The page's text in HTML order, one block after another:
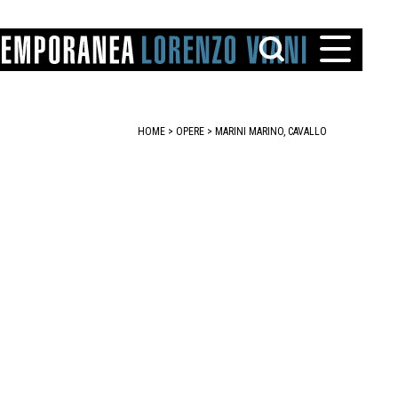
HOME > OPERE > MARINI MARINO, CAVALLO